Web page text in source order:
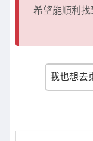
希望能順利找
我也想去